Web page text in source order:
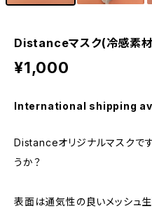
Distanceマスク(冷感素
¥1,000
International shipping
Distanceオリジナルマスクで
うか？
表面は通気性の良いメッシュ